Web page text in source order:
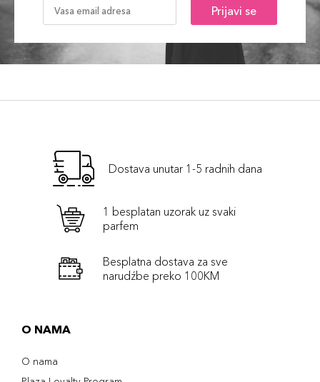
Prijavi se
Dostava unutar 1-5 radnih dana
1 besplatan uzorak uz svaki
parfem
Besplatna dostava za sve
narudźbe preko 100KM
O NAMA
O nama